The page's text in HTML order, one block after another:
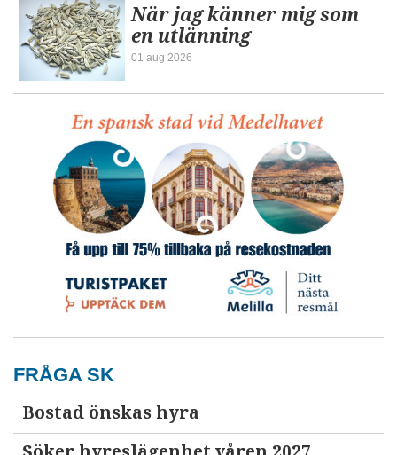
När jag känner mig som
en utlänning
01 aug 2026
FRÅGA SK
Bostad önskas hyra